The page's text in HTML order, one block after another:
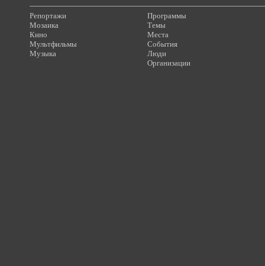
Репортажи
Мозаика
Кино
Мультфильмы
Музыка
Программы
Темы
Места
События
Люди
Организации